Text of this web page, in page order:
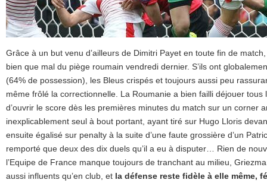
Grâce à un but venu d’ailleurs de Dimitri Payet en toute fin de
bien que mal du piège roumain vendredi dernier. S’ils ont
(64% de possession), les Bleus crispés et toujours aussi peu
même frôlé la correctionnelle. La Roumanie a bien failli déjouer tous
d’ouvrir le score dès les premières minutes du match sur un corner
inexplicablement seul à bout portant, ayant tiré sur Hugo Lloris
ensuite égalisé sur penalty à la suite d’une faute grossière d’un
remporté que deux des dix duels qu’il a eu à disputer… Rien de
l’Equipe de France manque toujours de tranchant au milieu,
aussi influents qu’en club, et la défense reste fidèle à elle même,